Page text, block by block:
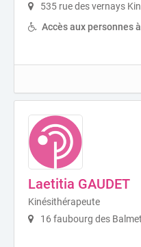
535 rue des vernays
Accès aux personnes
Laetitia GAUDET
Kinésithérapeute
16 faubourg des